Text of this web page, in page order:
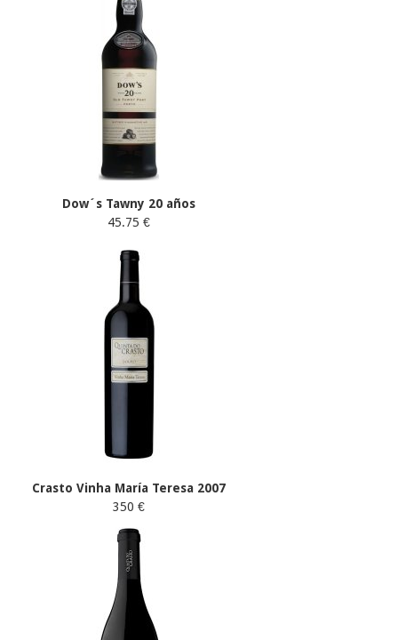
Dow´s Tawny 20 años
45.75 €
Crasto Vinha María Teresa 2007
350 €